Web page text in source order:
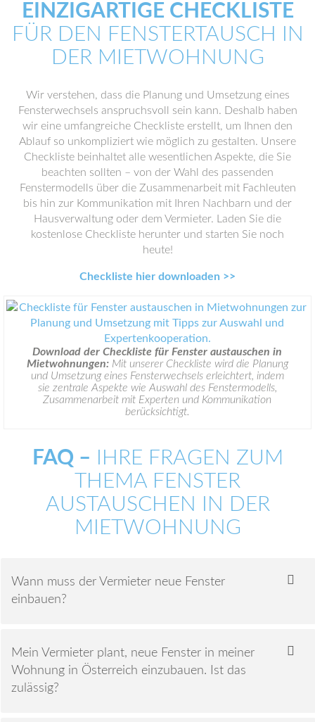
EINZIGARTIGE CHECKLISTE
FÜR DEN FENSTERTAUSCH IN
DER MIETWOHNUNG
Wir verstehen, dass die Planung und Umsetzung eines
Fensterwechsels anspruchsvoll sein kann. Deshalb haben
wir eine umfangreiche Checkliste erstellt, um Ihnen den
Ablauf so unkompliziert wie möglich zu gestalten. Unsere
Checkliste beinhaltet alle wesentlichen Aspekte, die Sie
beachten sollten – von der Wahl des passenden
Fenstermodells über die Zusammenarbeit mit Fachleuten
bis hin zur Kommunikation mit Ihren Nachbarn und der
Hausverwaltung oder dem Vermieter. Laden Sie die
kostenlose Checkliste herunter und starten Sie noch
heute!
Checkliste hier downloaden >>
Download der Checkliste für Fenster austauschen in
Mietwohnungen:Mit unserer Checkliste wird die Planung
und Umsetzung eines Fensterwechsels erleichtert, indem
sie zentrale Aspekte wie Auswahl des Fenstermodells,
Zusammenarbeit mit Experten und Kommunikation
berücksichtigt.
FAQ – IHRE FRAGEN ZUM
THEMA FENSTER
AUSTAUSCHEN IN DER
MIETWOHNUNG
Wann muss der Vermieter neue Fenster
einbauen?
Mein Vermieter plant, neue Fenster in meiner
Wohnung in Österreich einzubauen. Ist das
zulässig?